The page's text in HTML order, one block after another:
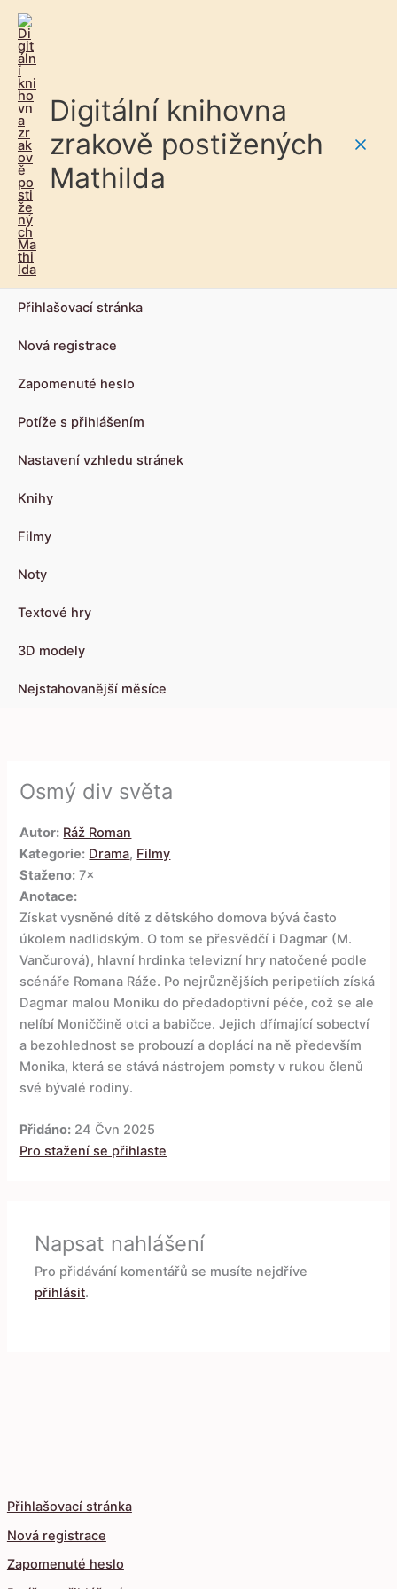
Digitální knihovna
zrakově postižených
Mathilda
Přihlašovací stránka
Nová registrace
Zapomenuté heslo
Potíže s přihlášením
Nastavení vzhledu stránek
Knihy
Filmy
Noty
Textové hry
3D modely
Nejstahovanější měsíce
Přihlašovací stránka
Nová registrace
Zapomenuté heslo
Osmý div světa
Autor: Ráž Roman
Kategorie: Drama, Filmy
Staženo: 7×
Anotace:
Získat vysněné dítě z dětského domova bývá často
úkolem nadlidským. O tom se přesvědčí i Dagmar (M.
Vančurová), hlavní hrdinka televizní hry natočené podle
scénáře Romana Ráže. Po nejrůznějších peripetiích získá
Dagmar malou Moniku do předadoptivní péče, což se ale
nelíbí Moniččině otci a babičce. Jejich dřímající sobectví
a bezohlednost se probouzí a doplácí na ně především
Monika, která se stává nástrojem pomsty v rukou členů
své bývalé rodiny.
Přidáno: 24 Čvn 2025
Pro stažení se přihlaste
Napsat nahlášení
Pro přidávání komentářů se musíte nejdříve
přihlásit.